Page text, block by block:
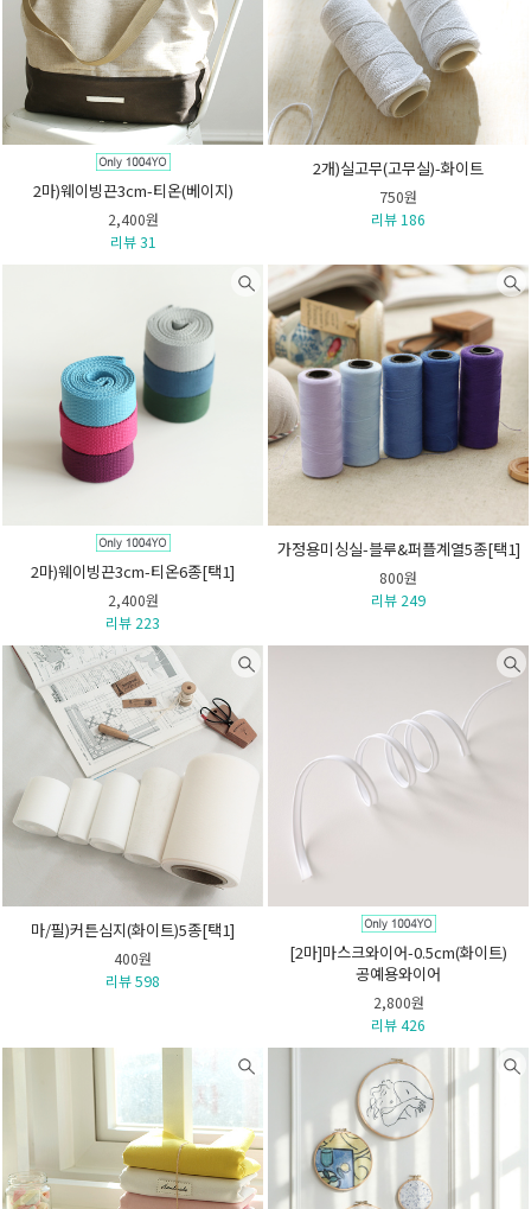
2마)웨이빙끈3cm-티온(베이지)
2,400원
리뷰 31
2개)실고무(고무실)-화이트
750원
리뷰 186
2마)웨이빙끈3cm-티온6종[택1]
2,400원
리뷰 223
가정용미싱실-블루&퍼플계열5종[택1]
800원
리뷰 249
마/필)커튼심지(화이트)5종[택1]
400원
리뷰 598
[2마]마스크와이어-0.5cm(화이트)
공예용와이어
2,800원
리뷰 426